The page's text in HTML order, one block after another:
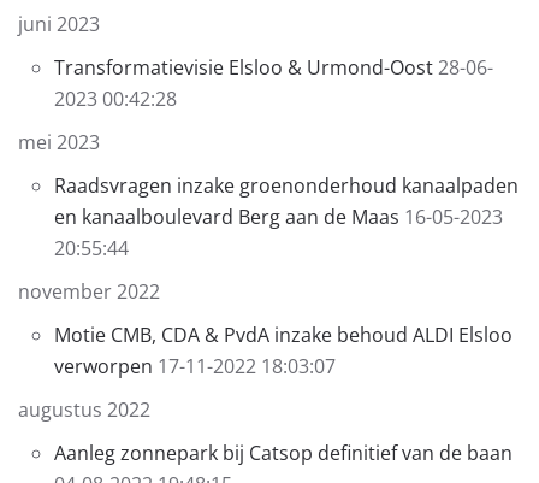
juni 2023
Transformatievisie Elsloo & Urmond-Oost28-06-
2023 00:42:28
mei 2023
Raadsvragen inzake groenonderhoud kanaalpaden
en kanaalboulevard Berg aan de Maas 16-05-2023
20:55:44
november 2022
Motie CMB, CDA & PvdA inzake behoud ALDI Elsloo
verworpen 17-11-2022 18:03:07
augustus 2022
Aanleg zonnepark bij Catsop definitief van de baan